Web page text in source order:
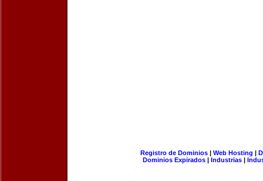
Registro de Dominios| Web Hosting |
Dominios Expirados | Industrias |